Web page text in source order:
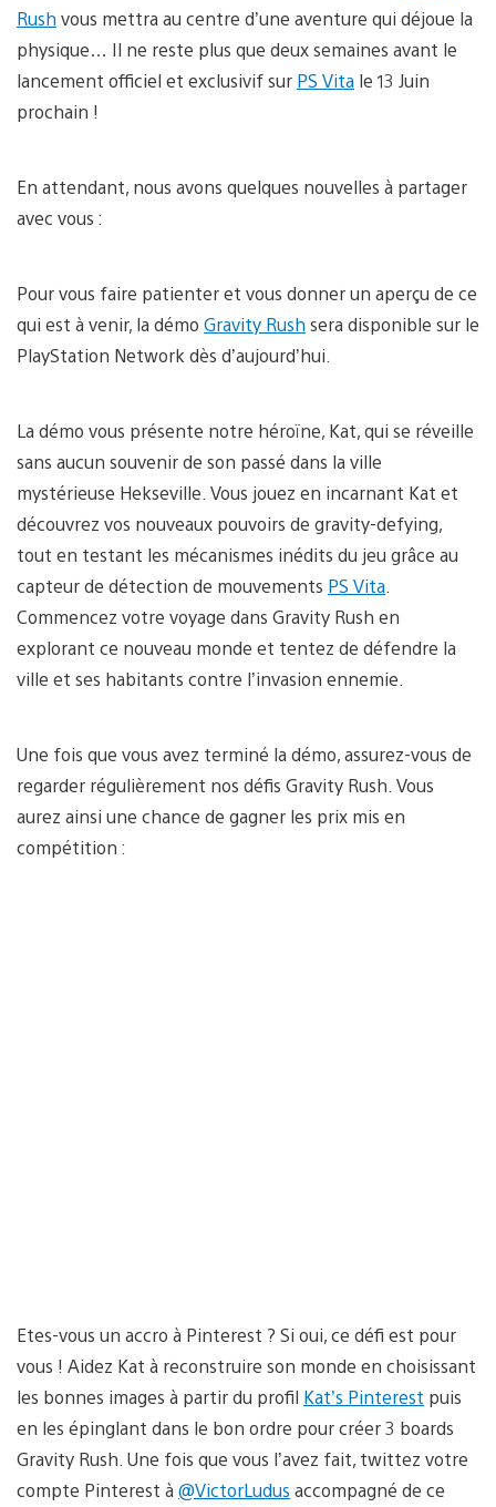
Rush vous mettra au centre d’une aventure qui déjoue la
physique… Il ne reste plus que deux semaines avant le
lancement officiel et exclusivif sur PS Vita le 13 Juin
prochain !
En attendant, nous avons quelques nouvelles à partager
avec vous :
Pour vous faire patienter et vous donner un aperçu de ce
qui est à venir, la démo Gravity Rush sera disponible sur le
PlayStation Network dès d’aujourd’hui.
La démo vous présente notre héroïne, Kat, qui se réveille
sans aucun souvenir de son passé dans la ville
mystérieuse Hekseville. Vous jouez en incarnant Kat et
découvrez vos nouveaux pouvoirs de gravity-defying,
tout en testant les mécanismes inédits du jeu grâce au
capteur de détection de mouvements PS Vita
Commencez votre voyage dans Gravity Rush en
explorant ce nouveau monde et tentez de défendre la
ville et ses habitants contre l’invasion ennemie.
Une fois que vous avez terminé la démo, assurez-vous de
regarder régulièrement nos défis Gravity Rush. Vous
aurez ainsi une chance de gagner les prix mis en
compétition :
Etes-vous un accro à Pinterest ? Si oui, ce défi est pour
vous ! Aidez Kat à reconstruire son monde en choisissant
les bonnes images à partir du profil Kat’s Pinterest puis
en les épinglant dans le bon ordre pour créer 3 boards
Gravity Rush. Une fois que vous l’avez fait, twittez votre
compte Pinterest à @VictorLudus accompagné de ce